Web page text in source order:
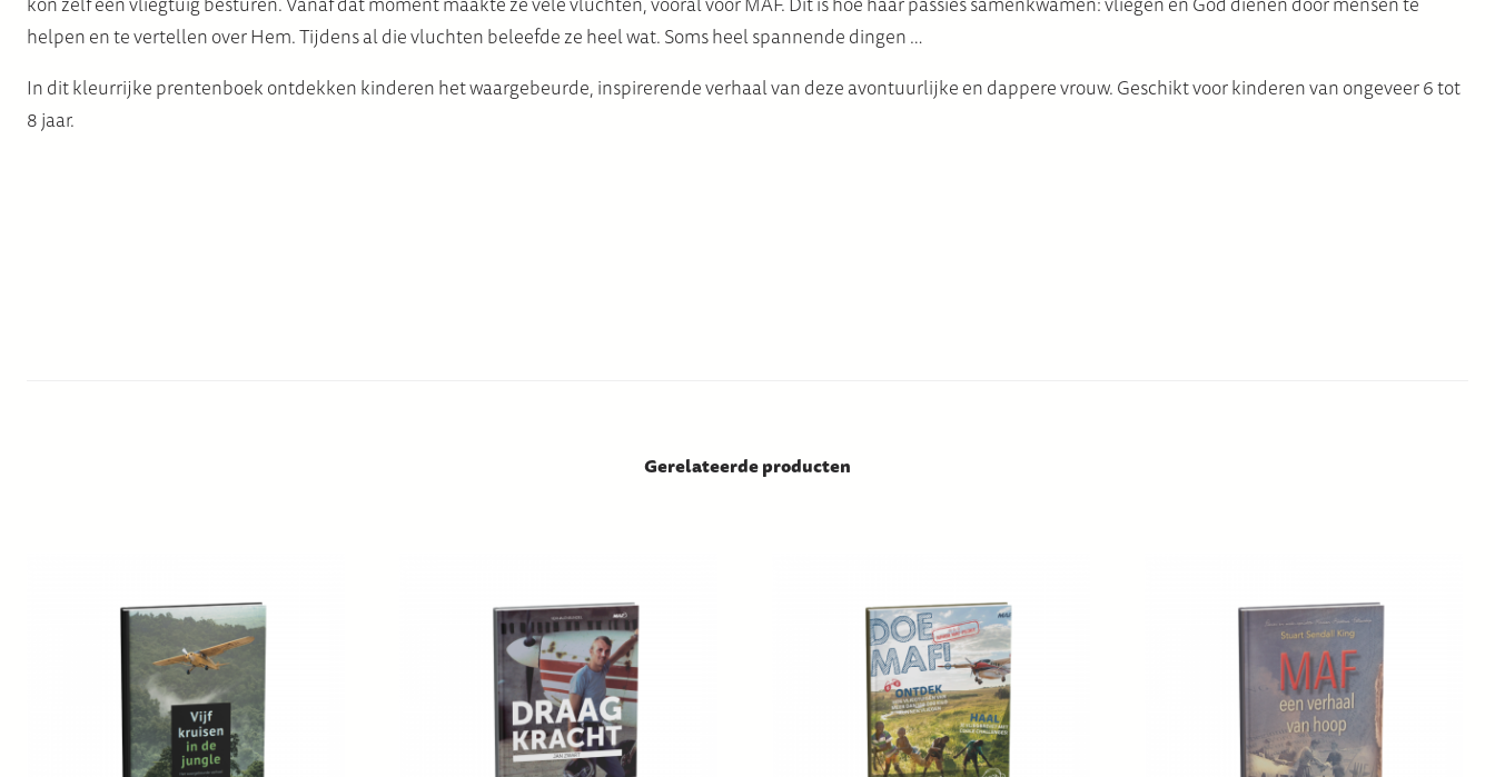
helpen en te vertellen over Hem. Tijdens al die vluchten beleefde ze heel wat. Soms heel spannende dingen …
In dit kleurrijke prentenboek ontdekken kinderen het waargebeurde, inspirerende verhaal van deze avontuurlijke en dappere vrouw. Geschikt voor kinderen van ongeveer 6 tot
8 jaar.
Gerelateerde producten